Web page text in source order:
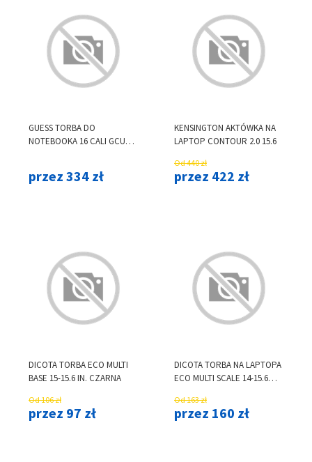
GUESS TORBA DO
NOTEBOOKA 16 CALI GCUBE
przez 334 zł
KENSINGTON AKTÓWKA NA
LAPTOP CONTOUR 2.0 15.6
Od 440 zł
przez 422 zł
DICOTA TORBA ECO MULTI
BASE 15-15.6 IN. CZARNA
Od 106 zł
przez 97 zł
DICOTA TORBA NA LAPTOPA
ECO MULTI SCALE 14-15.6
Od 163 zł
przez 160 zł